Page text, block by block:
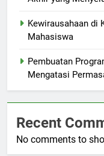
Kewirausahaan di
Mahasiswa
Pembuatan
Mengatasi
Recent
No comments to